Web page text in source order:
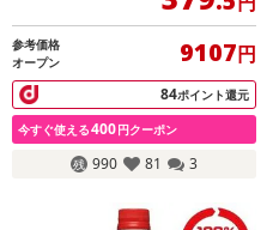
参考価格
オープン
9107円
84ポイント還元
今すぐ使える400円クーポン
990 81 3